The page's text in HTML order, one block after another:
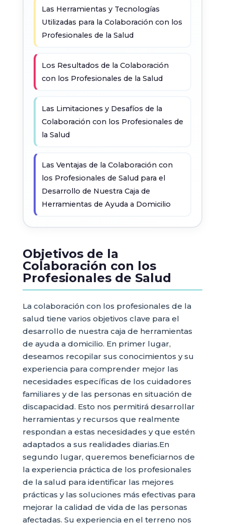
Las Herramientas y Tecnologías
Utilizadas para la Colaboración con los
Profesionales de la Salud
Los Resultados de la Colaboración
con los Profesionales de la Salud
Las Limitaciones y Desafíos de la
Colaboración con los Profesionales de
la Salud
Las Ventajas de la Colaboración con
los Profesionales de Salud para el
Desarrollo de Nuestra Caja de
Herramientas de Ayuda a Domicilio
Objetivos de la
Colaboración con los
Profesionales de Salud
La colaboración con los profesionales de la
salud tiene varios objetivos clave para el
desarrollo de nuestra caja de herramientas
de ayuda a domicilio. En primer lugar,
deseamos recopilar sus conocimientos y su
experiencia para comprender mejor las
necesidades específicas de los cuidadores
familiares y de las personas en situación de
discapacidad. Esto nos permitirá desarrollar
herramientas y recursos que realmente
respondan a estas necesidades y que estén
adaptados a sus realidades diarias.En
segundo lugar, queremos beneficiarnos de
la experiencia práctica de los profesionales
de la salud para identificar las mejores
prácticas y las soluciones más efectivas para
mejorar la calidad de vida de las personas
afectadas. Su experiencia en el terreno nos